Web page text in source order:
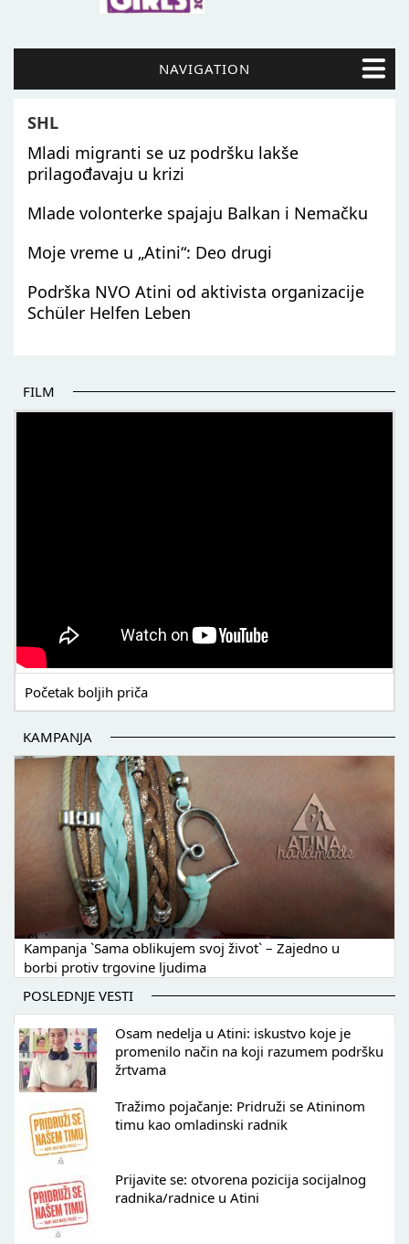
NAVIGATION
SHL
Mladi migranti se uz podršku lakše
prilagođavaju u krizi
Mlade volonterke spajaju Balkan i Nemačku
Moje vreme u „Atini“: Deo drugi
Podrška NVO Atini od aktivista organizacije
Schüler Helfen Leben
FILM
Početak boljih priča
KAMPANJA
Kampanja `Sama oblikujem svoj život` – Zajedno u
borbi protiv trgovine ljudima
POSLEDNJE VESTI
Osam nedelja u Atini: iskustvo koje je
promenilo način na koji razumem podršku
žrtvama
Tražimo pojačanje: Pridruži se Atininom
timu kao omladinski radnik
Prijavite se: otvorena pozicija socijalnog
radnika/radnice u Atini